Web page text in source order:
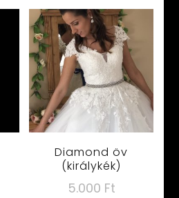
Diamond öv
(királykék)
5.000 Ft